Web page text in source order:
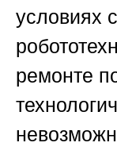
условиях
ремонте